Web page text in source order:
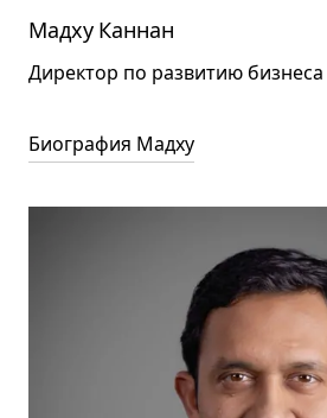
Мадху Каннан
Директор по развитию бизнеса
Биография Мадху